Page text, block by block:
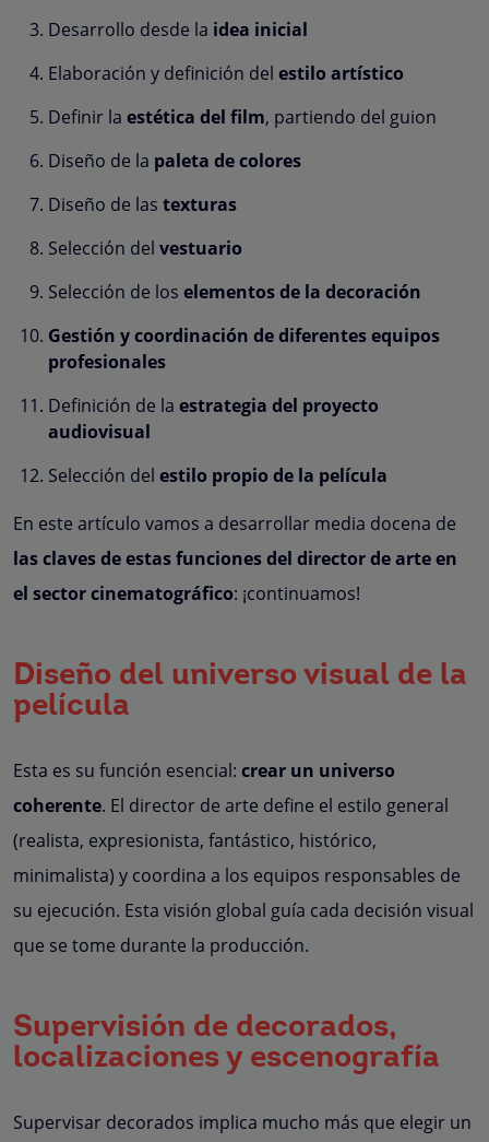
Desarrollo desde la idea inicial
Elaboración y definición del estilo artístico
Definir la estética del film, partiendo del guion
Diseño de la paleta de colores
Diseño de las texturas
Selección del vestuario
Selección de los elementos de la decoración
Gestión y coordinación de diferentes equipos
profesionales
Definición de la estrategia del proyecto
audiovisual
Selección del estilo propio de la película
En este artículo vamos a desarrollar media docena de
las claves de estas funciones del director de arte en
el sector cinematográfico: ¡continuamos!
Diseño del universo visual de la
película
Esta es su función esencial: crear un universo
coherente. El director de arte define el estilo general
(realista, expresionista, fantástico, histórico,
minimalista) y coordina a los equipos responsables de
su ejecución. Esta visión global guía cada decisión visual
que se tome durante la producción.
Supervisión de decorados,
localizaciones y escenografía
Supervisar decorados implica mucho más que elegir un